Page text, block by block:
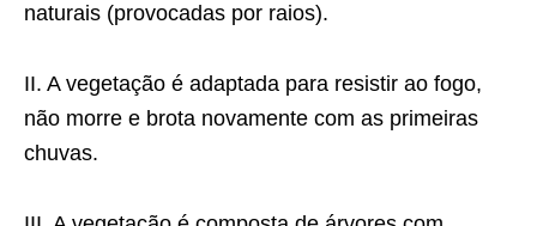
naturais (provocadas por raios).
II. A vegetação é adaptada para resistir ao fogo,
não morre e brota novamente com as primeiras
chuvas.